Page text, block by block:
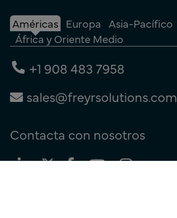
Américas Europa Asia-Pacífico
África y Oriente Medio
+1 908 483 7958
sales@freyrsolutions.com
Contacta con nosotros